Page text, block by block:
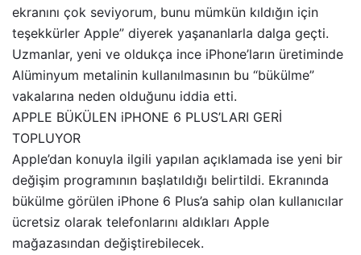
ekranını çok seviyorum, bunu mümkün kıldığın için
teşekkürler Apple” diyerek yaşananlarla dalga geçti.
Uzmanlar, yeni ve oldukça ince iPhone’ların üretiminde
Alüminyum metalinin kullanılmasının bu “bükülme”
vakalarına neden olduğunu iddia etti.
APPLE BÜKÜLEN iPHONE 6 PLUS’LARI GERİ
TOPLUYOR
Apple’dan konuyla ilgili yapılan açıklamada ise yeni bir
değişim programının başlatıldığı belirtildi. Ekranında
bükülme görülen iPhone 6 Plus’a sahip olan kullanıcılar
ücretsiz olarak telefonlarını aldıkları Apple
mağazasından değiştirebilecek.